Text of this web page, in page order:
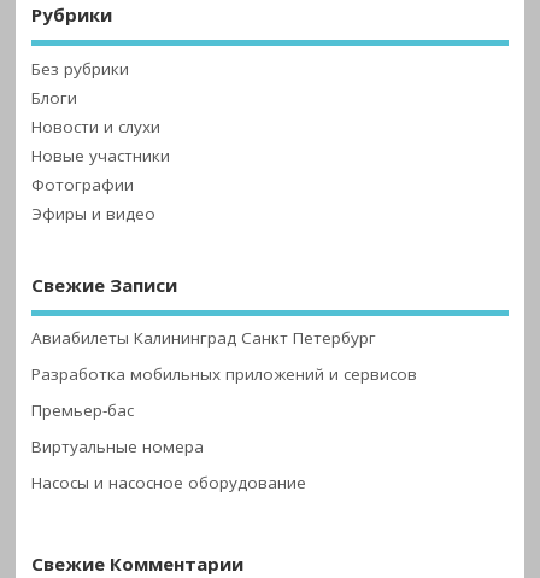
Рубрики
Без рубрики
Блоги
Новости и слухи
Новые участники
Фотографии
Эфиры и видео
Свежие Записи
Авиабилеты Калининград Санкт Петербург
Разработка мобильных приложений и сервисов
Премьер-бас
Виртуальные номера
Насосы и насосное оборудование
Свежие Комментарии